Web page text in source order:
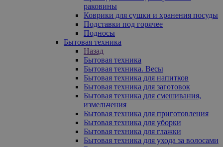
раковины
Коврики для сушки и хранения посуды
Подставки под горячее
Подносы
Бытовая техника
Назад
Бытовая техника
Бытовая техника. Весы
Бытовая техника для напитков
Бытовая техника для заготовок
Бытовая техника для смешивания,
измельчения
Бытовая техника для приготовления
Бытовая техника для уборки
Бытовая техника для глажки
Бытовая техника для ухода за волосами